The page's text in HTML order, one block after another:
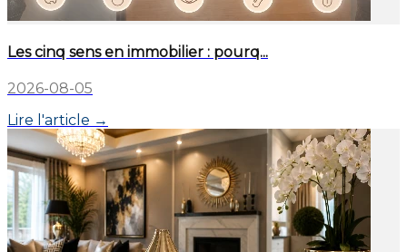
Les cinq sens en immobilier : pourq...
2026-08-05
Lire l'article →